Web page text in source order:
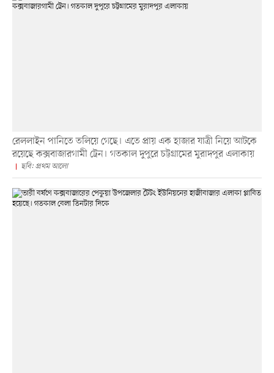
রেললাইন পানিতে তলিয়ে গেছে। এতে প্রায় এক হাজার যাত্রী নিয়ে আটকে
রয়েছে কক্সবাজারগামী ট্রেন। গতকাল দুপুরে চট্টগ্রামের মুরাদপুর এলাকায়
ছবি: প্রথম আলো